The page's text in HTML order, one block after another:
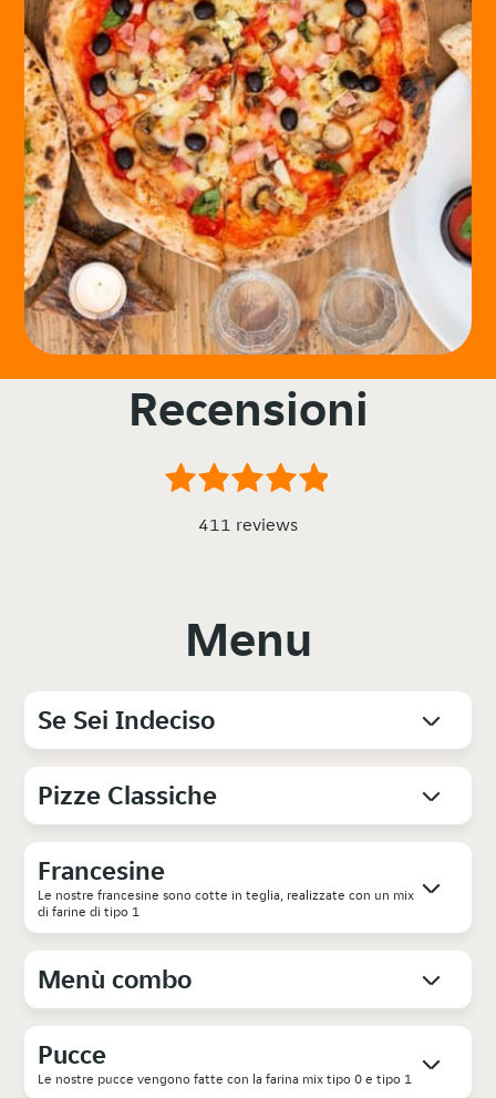
Recensioni
411 reviews
Menu
Se Sei Indeciso
Pizze Classiche
Francesine
Le nostre francesine sono cotte in teglia, realizzate con un mix
di farine di tipo 1
Menù combo
Pucce
Le nostre pucce vengono fatte con la farina mix tipo 0 e tipo 1